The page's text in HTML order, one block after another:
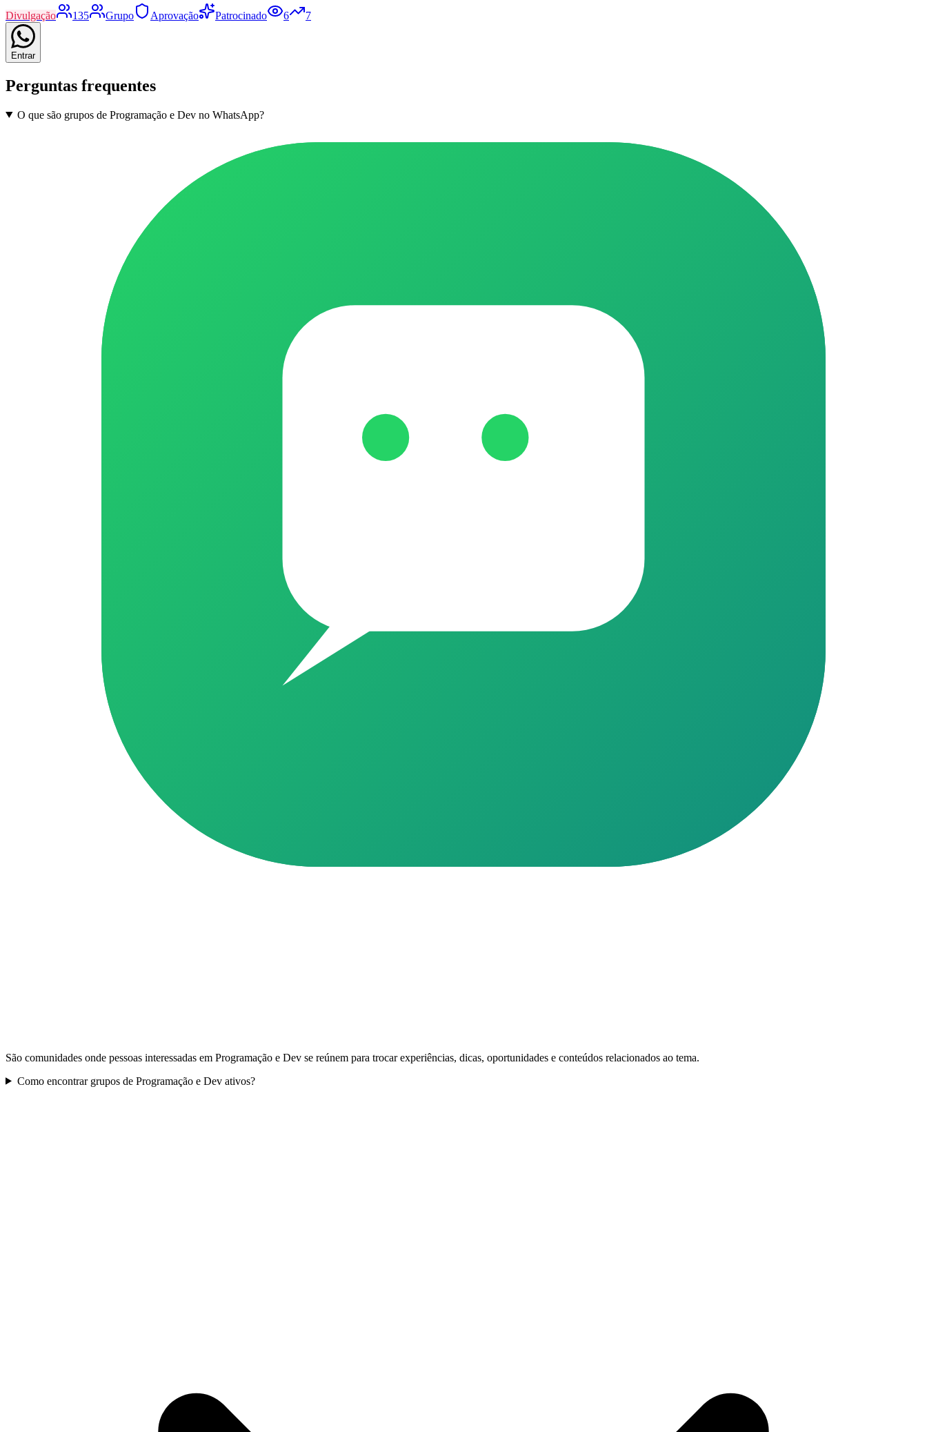
Divulgação 135 Grupo Aprovação Patrocinado 6 7
Entrar
Perguntas frequentes
O que são grupos de Programação e Dev no WhatsApp?
São comunidades onde pessoas interessadas em Programação e Dev se reúnem para trocar experiências, dicas, oportunidades e conteúdos relacionados ao tema.
Como encontrar grupos de Programação e Dev ativos?